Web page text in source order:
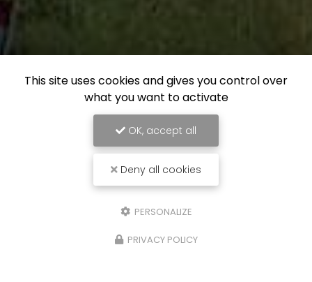
This site uses cookies and gives you control over
what you want to activate
OK, accept all
Deny all cookies
PERSONALIZE
PRIVACY POLICY